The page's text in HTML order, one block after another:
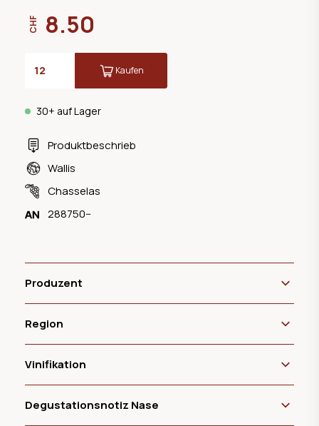
Produktbeschrieb
Wallis
Chasselas
288750--
30+ auf Lager
CHF 8.50
Kaufen
Produzent
Region
Vinifikation
Degustationsnotiz Nase